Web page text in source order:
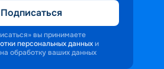
Подписаться
вы принимаете
персональных данных и
обработку ваших данных